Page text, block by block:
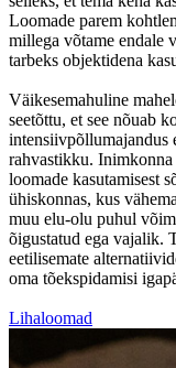
Loomade parem
millega võtame endale
tarbeks objektidena
Väikesemahuline
seetõttu, et see nõuab
intensiivpõllumajandus
rahvastikku. Inimkonna
loomade kasutamisest
ühiskonnas, kus
muu elu-olu puhul
õigustatud ega vajalik.
eetilisemate
oma tõekspidamisi
Lihaloomad